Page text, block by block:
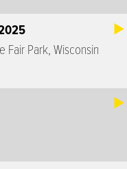
Fair Park, Wisconsin